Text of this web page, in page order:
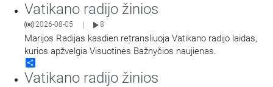
Vatikano radijo žinios
2026-08-05 8
Marijos Radijas kasdien retransliuoja Vatikano radijo laidas,
kurios apžvelgia Visuotinės Bažnyčios naujienas.
Vatikano radijo žinios